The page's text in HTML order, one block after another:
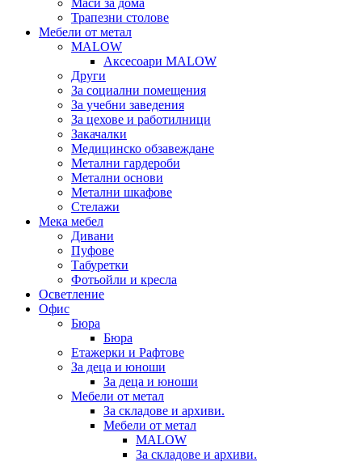
Маси за дома
Трапезни столове
Мебели от метал
MALOW
Аксесоари MALOW
Други
За социални помещения
За учебни заведения
За цехове и работилници
Закачалки
Медицинско обзавеждане
Метални гардероби
Метални основи
Метални шкафове
Стелажи
Мека мебел
Дивани
Пуфове
Табуретки
Фотьойли и кресла
Осветление
Офис
Бюра
Бюра
Етажерки и Рафтове
За деца и юноши
За деца и юноши
Мебели от метал
За складове и архиви.
Мебели от метал
MALOW
За складове и архиви.